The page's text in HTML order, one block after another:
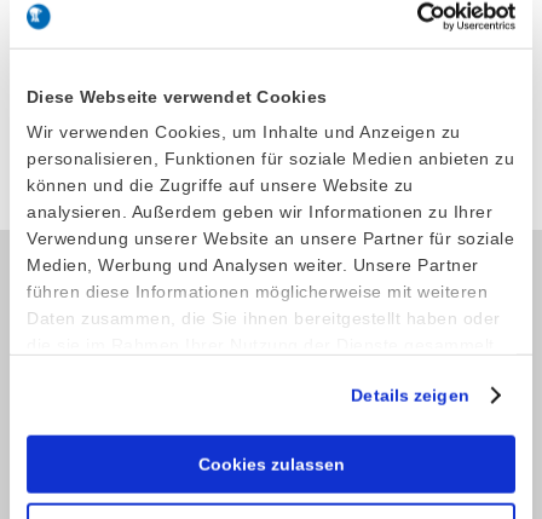
Diese Webseite verwendet Cookies
Wir verwenden Cookies, um Inhalte und Anzeigen zu
personalisieren, Funktionen für soziale Medien anbieten zu
können und die Zugriffe auf unsere Website zu
analysieren. Außerdem geben wir Informationen zu Ihrer
Verwendung unserer Website an unsere Partner für soziale
Medien, Werbung und Analysen weiter. Unsere Partner
führen diese Informationen möglicherweise mit weiteren
Daten zusammen, die Sie ihnen bereitgestellt haben oder
Details zeigen
Cookies zulassen
LxBxH: 270 x 260 x 600 mm
Modell 613
Artikel-Nr. 7541002
Produkt anfragen
Telefon: +49 (0) 4521 2377
Service